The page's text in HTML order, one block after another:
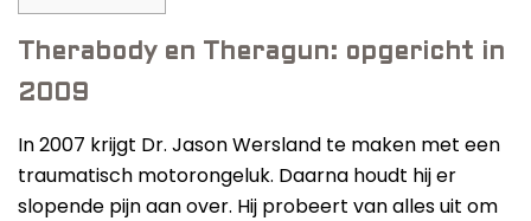
Therabody en Theragun: opgericht in
2009
In 2007 krijgt Dr. Jason Wersland te maken met een
traumatisch motorongeluk. Daarna houdt hij er
slopende pijn aan over. Hij probeert van alles uit om